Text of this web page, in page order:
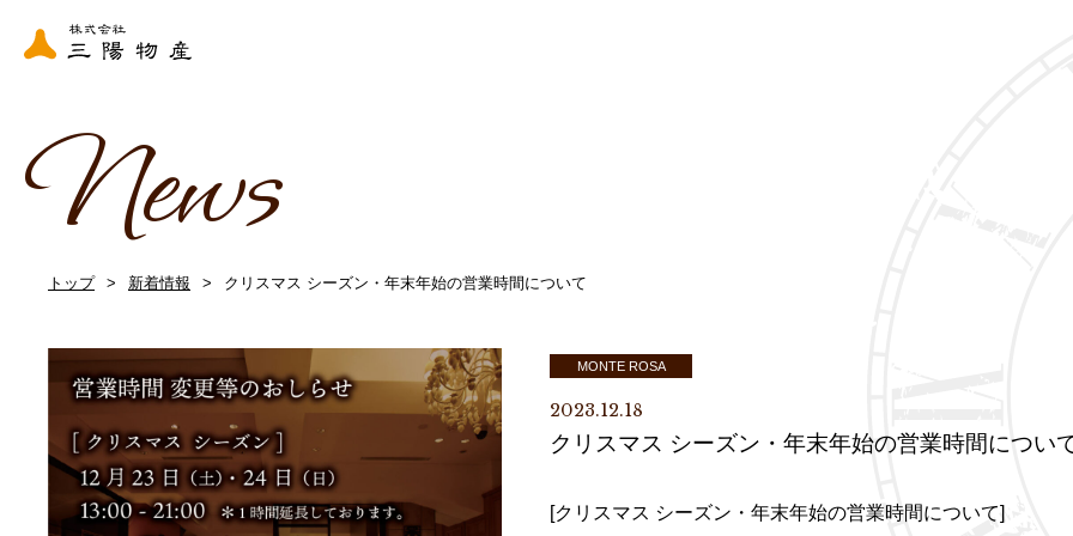
News
トップ 新着情報 クリスマス シーズン・年末年始の営業時間について
MONTE ROSA
2023.12.18
クリスマス シーズン・年末年始の営業時間につい
[クリスマス シーズン・年末年始の営業時間について]